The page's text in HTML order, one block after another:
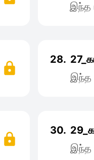
இந்த
28.
இந்த
30.
இந்த